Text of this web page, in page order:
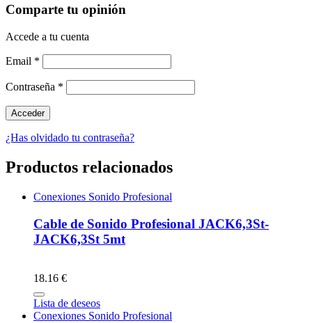
Comparte tu opinión
Accede a tu cuenta
Email *
Contraseña *
¿Has olvidado tu contraseña?
Productos relacionados
Conexiones Sonido Profesional
Cable de Sonido Profesional JACK6,3St-
JACK6,3St 5mt
18.16 €
Lista de deseos
Conexiones Sonido Profesional